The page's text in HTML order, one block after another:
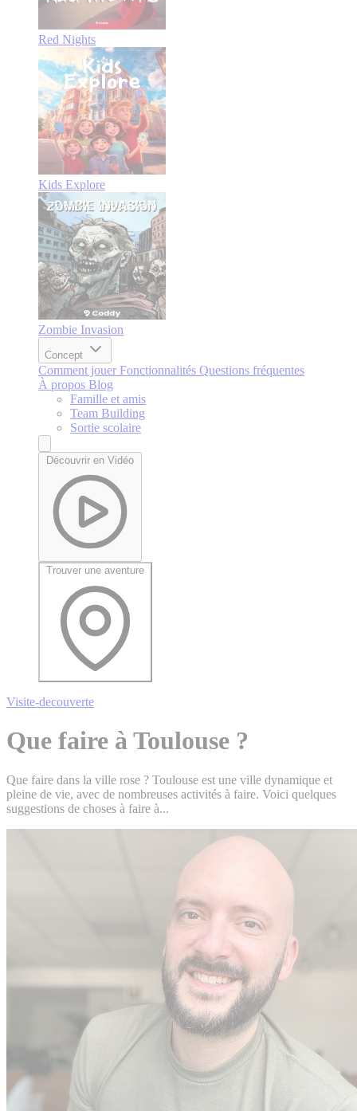
Red Nights
Kids Explore
Zombie Invasion
Concept
Comment jouer Fonctionnalités Questions fréquentes
À propos Blog
Famille et amis
Team Building
Sortie scolaire
Découvrir en Vidéo
Trouver une aventure
Visite-decouverte
Que faire à Toulouse ?
Que faire dans la ville rose ? Toulouse est une ville dynamique et
pleine de vie, avec de nombreuses activités à faire. Voici quelques
suggestions de choses à faire à...